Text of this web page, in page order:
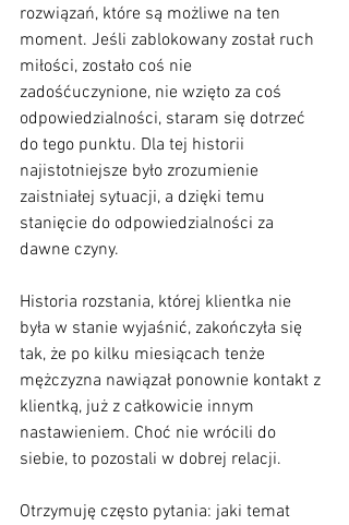
rozwiązań, które są możliwe na ten
moment. Jeśli zablokowany został ruch
miłości, zostało coś nie
zadośćuczynione, nie wzięto za coś
odpowiedzialności, staram się dotrzeć
do tego punktu. Dla tej historii
najistotniejsze było zrozumienie
zaistniałej sytuacji, a dzięki temu
stanięcie do odpowiedzialności za
dawne czyny.
Historia rozstania, której klientka nie
była w stanie wyjaśnić, zakończyła się
tak, że po kilku miesiącach tenże
mężczyzna nawiązał ponownie kontakt z
klientką, już z całkowicie innym
nastawieniem. Choć nie wrócili do
siebie, to pozostali w dobrej relacji.
Otrzymuję często pytania: jaki temat